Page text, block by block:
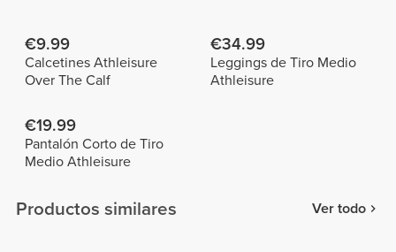
€9.99
Calcetines Athleisure
Over The Calf
€34.99
Leggings de Tiro Medio
Athleisure
€19.99
Pantalón Corto de Tiro
Medio Athleisure
Productos similares Ver todo